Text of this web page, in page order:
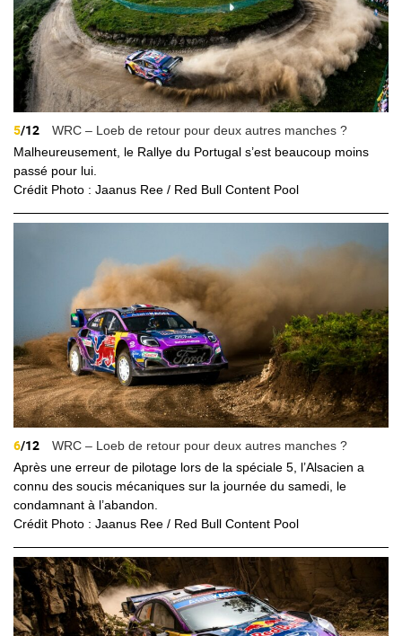
5/12
WRC – Loeb de retour pour deux autres manches ?
Malheureusement, le Rallye du Portugal s’est beaucoup moins
passé pour lui.
Crédit Photo : Jaanus Ree / Red Bull Content Pool
6/12
WRC – Loeb de retour pour deux autres manches ?
Après une erreur de pilotage lors de la spéciale 5, l’Alsacien a
connu des soucis mécaniques sur la journée du samedi, le
condamnant à l’abandon.
Crédit Photo : Jaanus Ree / Red Bull Content Pool